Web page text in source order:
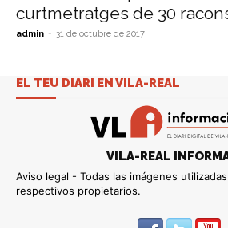
curtmetratges de 30
admin - 31 de octubre de 2017
EL TEU DIARI EN VILA-REAL
VILA-REAL
Aviso legal - Todas las imágenes
respectivos propietarios.